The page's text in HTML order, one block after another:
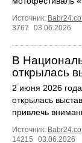
Источник:
3767
03.06.2026
В
открылась
2 июня 2026
открылась
привлечь
Источник:
14215
03.06.2026